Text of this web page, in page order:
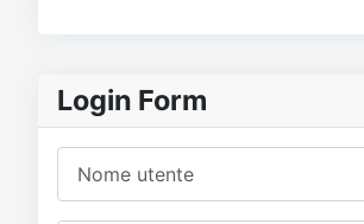
Forum
Login Form